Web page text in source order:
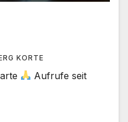
KORTE
Aufrufe seit